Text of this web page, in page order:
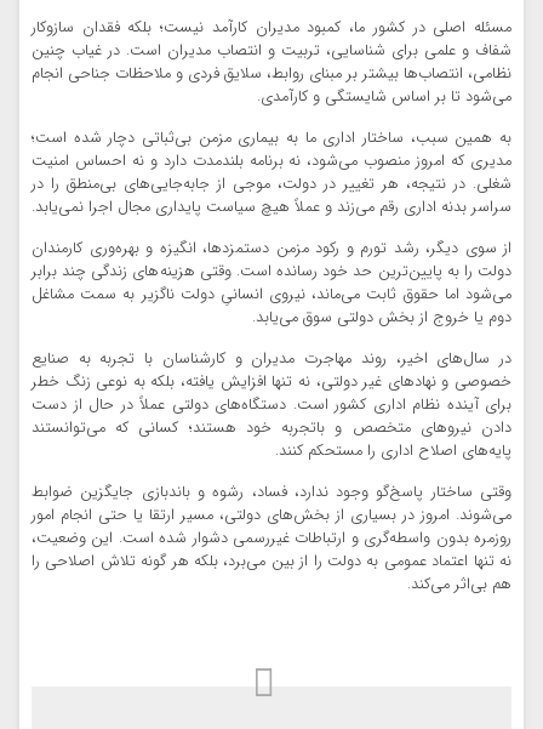
مسئله اصلی در کشور ما، کمبود مدیران کارآمد نیست؛ بلکه فقدان سازوکار
شفاف و علمی برای شناسایی، تربیت و انتصاب مدیران است. در غیاب چنین
نظامی، انتصاب‌ها بیشتر بر مبنای روابط، سلایق فردی و ملاحظات جناحی انجام
می‌شود تا بر اساس شایستگی و کارآمدی.
به همین سبب، ساختار اداری ما به بیماری مزمن بی‌ثباتی دچار شده است؛
مدیری که امروز منصوب می‌شود، نه برنامه بلندمدت دارد و نه احساس امنیت
شغلی. در نتیجه، هر تغییر در دولت، موجی از جابه‌جایی‌های بی‌منطق را در
سراسر بدنه اداری رقم می‌زند و عملاً هیچ سیاست پایداری مجال اجرا نمی‌یابد.
از سوی دیگر، رشد تورم و رکود مزمن دستمزدها، انگیزه و بهره‌وری کارمندان
دولت را به پایین‌ترین حد خود رسانده است. وقتی هزینه‌های زندگی چند برابر
می‌شود اما حقوق ثابت می‌ماند، نیروی انسانیِ دولت ناگزیر به سمت مشاغل
دوم یا خروج از بخش دولتی سوق می‌یابد.
در سال‌های اخیر، روند مهاجرت مدیران و کارشناسان با تجربه به صنایع
خصوصی و نهادهای غیر دولتی، نه تنها افزایش یافته، بلکه به نوعی زنگ خطر
برای آینده نظام اداری کشور است. دستگاه‌های دولتی عملاً در حال از دست
دادن نیروهای متخصص و باتجربه خود هستند؛ کسانی که می‌توانستند
پایه‌های اصلاح اداری را مستحکم کنند.
وقتی ساختار پاسخ‌گو وجود ندارد، فساد، رشوه و باندبازی جایگزین ضوابط
می‌شوند. امروز در بسیاری از بخش‌های دولتی، مسیر ارتقا یا حتی انجام امور
روزمره بدون واسطه‌گری و ارتباطات غیررسمی دشوار شده است. این وضعیت،
نه تنها اعتماد عمومی به دولت را از بین می‌برد، بلکه هر گونه تلاش اصلاحی را
هم بی‌اثر می‌کند.